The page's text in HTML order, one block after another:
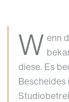
W enn
diese. Es
Bescheides